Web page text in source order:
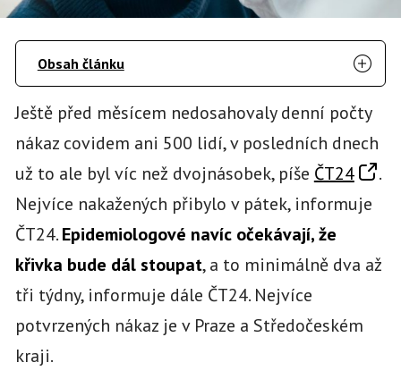
Obsah článku
Ještě před měsícem nedosahovaly denní počty
nákaz covidem ani 500 lidí, v posledních dnech
už to ale byl víc než dvojnásobek, píše ČT24
.
Nejvíce nakažených přibylo v pátek, informuje
ČT24.Epidemiologové navíc očekávají, že
křivka bude dál stoupat, a to minimálně dva až
tři týdny, informuje dále ČT24. Nejvíce
potvrzených nákaz je v Praze a Středočeském
kraji.